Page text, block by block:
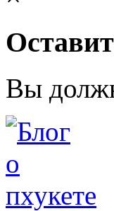
Вы